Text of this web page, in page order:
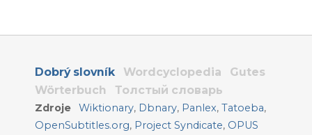
Dobrý slovník Wordcyclopedia
Gutes
Wörterbuch
Толстый словарь
Zdroje Wiktionary, Dbnary, Panlex,Tatoeba,
OpenSubtitles.org, Project Syndicate, OPUS